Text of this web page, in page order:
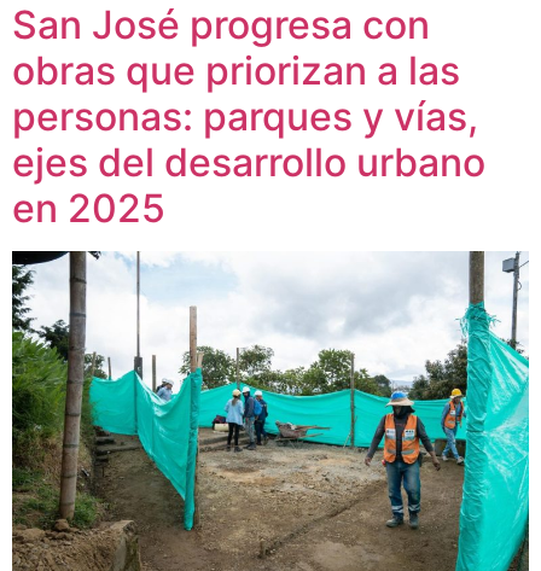
San José progresa con
obras que priorizan a las
personas: parques y vías,
ejes del desarrollo urbano
en 2025